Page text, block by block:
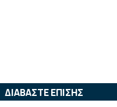
ΔΙΑΒΑΣΤΕ ΕΠΙΣΗΣ